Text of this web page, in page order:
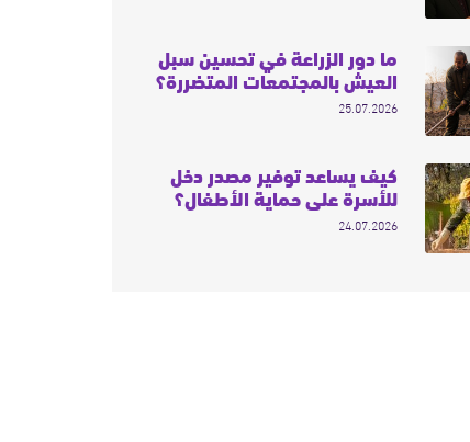
ما دور الزراعة في تحسين سبل
العيش بالمجتمعات المتضررة؟
25.07.2026
كيف يساعد توفير مصدر دخل
للأسرة على حماية الأطفال؟
24.07.2026